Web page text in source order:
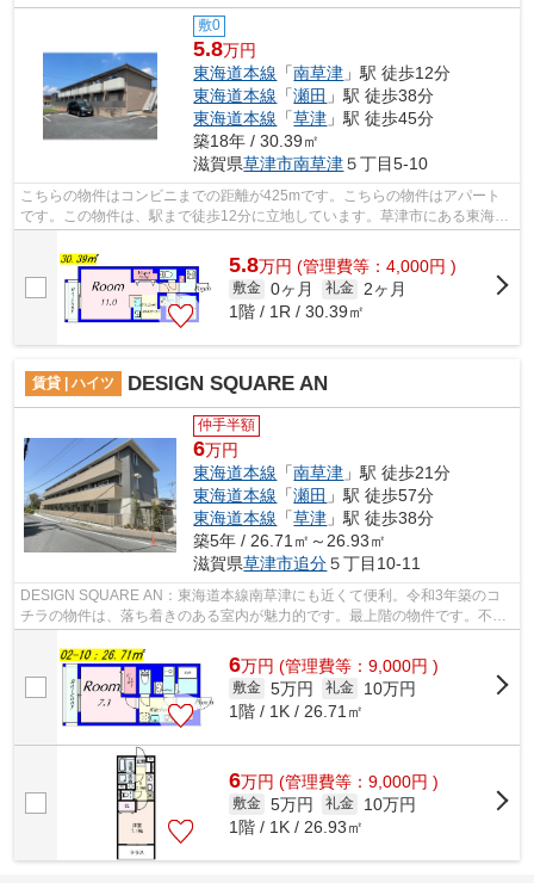
敷0
5.8万円
東海道本線 「南草津 」駅 徒歩12分
東海道本線 「瀬田 」駅 徒歩38分
東海道本線 「草津 」駅 徒歩45分
築18年 / 30.39㎡
滋賀県草津市南草津５丁目5-10
こちらの物件はコンビニまでの距離が425mです。こちらの物件はアパート
です。この物件は、駅まで徒歩12分に立地しています。草津市にある東海道
5.8万円 (管理費等：4,000円 )
敷金 0ヶ月 礼金
2ヶ月
1階 / 1R / 30.39㎡
賃貸 | ハイツ DESIGN SQUARE AN
仲手半額
6万円
東海道本線 「南草津 」駅 徒歩21分
東海道本線 「瀬田 」駅 徒歩57分
東海道本線 「草津 」駅 徒歩38分
築5年 / 26.71㎡～26.93㎡
滋賀県草津市追分５丁目10-11
DESIGN SQUARE AN：東海道本線南草津にも近くて便利。令和3年築のコ
チラの物件は、落ち着きのある室内が魅力的です。最上階の物件です。不動
6万円 (管理費等：9,000円 )
敷金 5万円 礼金
10万円
1階 / 1K / 26.71㎡
6万円 (管理費等：9,000円 )
敷金 5万円 礼金
10万円
1階 / 1K / 26.93㎡